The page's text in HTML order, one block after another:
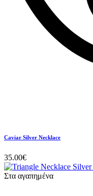
Caviar Silver Necklace
35.00€
Στα αγαπημένα